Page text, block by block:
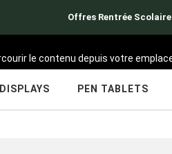
Offres Rentrée
le contenu depuis votre
PEN TABLETS